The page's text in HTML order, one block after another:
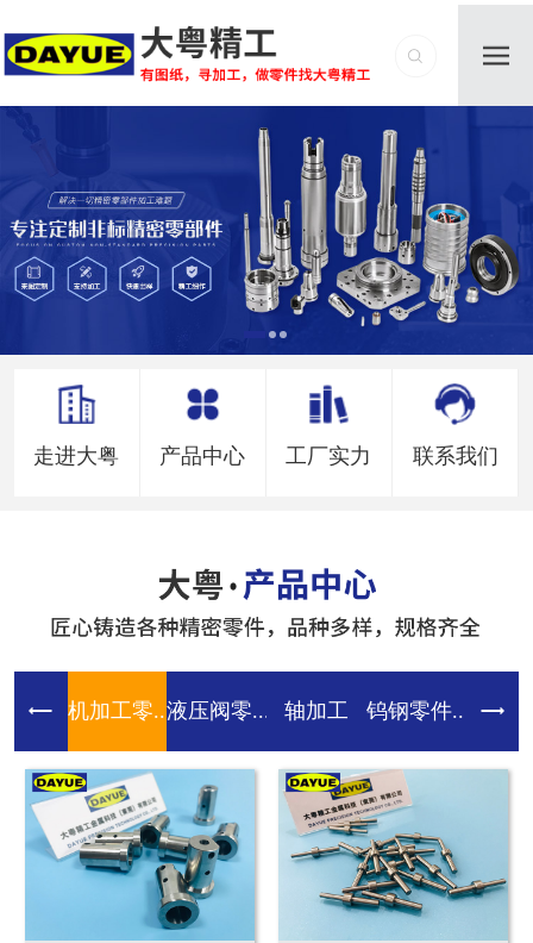
走进大粤 产品中心 工厂实力 联系我们
机加工零...液压阀零... 轴加工 钨钢零件... 齿轮